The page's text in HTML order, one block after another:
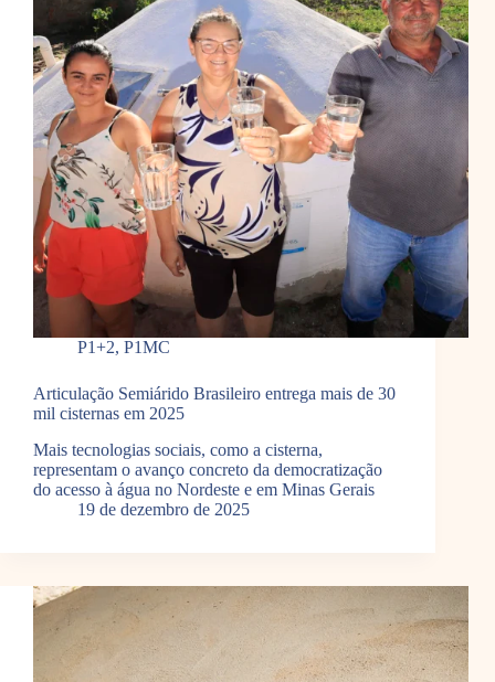
P1+2, P1MC
Articulação Semiárido Brasileiro entrega mais de 30
mil cisternas em 2025
Mais tecnologias sociais, como a cisterna,
representam o avanço concreto da democratização
do acesso à água no Nordeste e em Minas Gerais
19 de dezembro de 2025